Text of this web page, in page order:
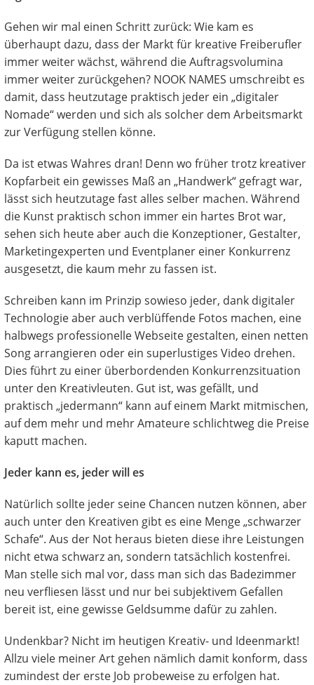
Gehen wir mal einen Schritt zurück: Wie kam es
überhaupt dazu, dass der Markt für kreative Freiberufler
immer weiter wächst, während die Auftragsvolumina
immer weiter zurückgehen? NOOK NAMES umschreibt es
damit, dass heutzutage praktisch jeder ein „digitaler
Nomade“ werden und sich als solcher dem Arbeitsmarkt
zur Verfügung stellen könne.
Da ist etwas Wahres dran! Denn wo früher trotz kreativer
Kopfarbeit ein gewisses Maß an „Handwerk“ gefragt war,
lässt sich heutzutage fast alles selber machen. Während
die Kunst praktisch schon immer ein hartes Brot war,
sehen sich heute aber auch die Konzeptioner, Gestalter,
Marketingexperten und Eventplaner einer Konkurrenz
ausgesetzt, die kaum mehr zu fassen ist.
Schreiben kann im Prinzip sowieso jeder, dank digitaler
Technologie aber auch verblüffende Fotos machen, eine
halbwegs professionelle Webseite gestalten, einen netten
Song arrangieren oder ein superlustiges Video drehen.
Dies führt zu einer überbordenden Konkurrenzsituation
unter den Kreativleuten. Gut ist, was gefällt, und
praktisch „jedermann“ kann auf einem Markt mitmischen,
auf dem mehr und mehr Amateure schlichtweg die Preise
kaputt machen.
Jeder kann es, jeder will es
Natürlich sollte jeder seine Chancen nutzen können, aber
auch unter den Kreativen gibt es eine Menge „schwarzer
Schafe“. Aus der Not heraus bieten diese ihre Leistungen
nicht etwa schwarz an, sondern tatsächlich kostenfrei.
Man stelle sich mal vor, dass man sich das Badezimmer
neu verfliesen lässt und nur bei subjektivem Gefallen
bereit ist, eine gewisse Geldsumme dafür zu zahlen.
Undenkbar? Nicht im heutigen Kreativ- und Ideenmarkt!
Allzu viele meiner Art gehen nämlich damit konform, dass
zumindest der erste Job probeweise zu erfolgen hat.